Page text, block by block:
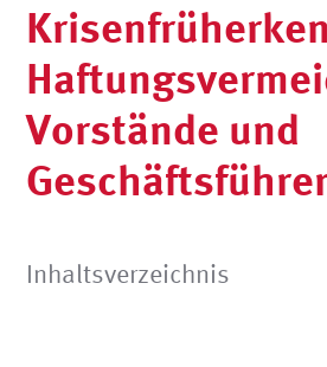
Vorstände und
Inhaltsverzeichnis